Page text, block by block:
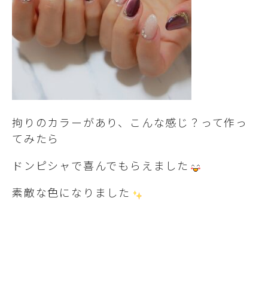
拘りのカラーがあり、こんな感じ？って作っ
てみたら
ドンピシャで喜んでもらえました
素敵な色になりました